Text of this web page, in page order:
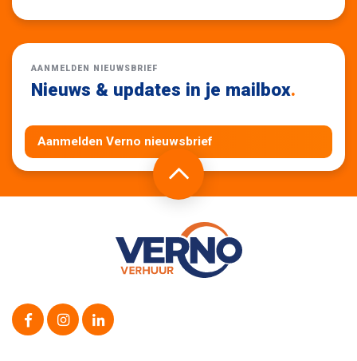
AANMELDEN NIEUWSBRIEF
Nieuws & updates in je mailbox.
Aanmelden Verno nieuwsbrief